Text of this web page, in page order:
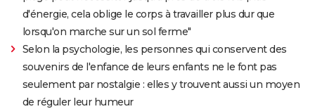
d'énergie, cela oblige le corps à travailler plus dur que
lorsqu'on marche sur un sol ferme"
Selon la psychologie, les personnes qui conservent des
souvenirs de l'enfance de leurs enfants ne le font pas
seulement par nostalgie : elles y trouvent aussi un moyen
de réguler leur humeur